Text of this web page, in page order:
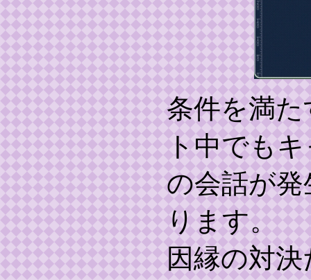
条件を満た
ト中でも
の会話が
ります。
因縁の対